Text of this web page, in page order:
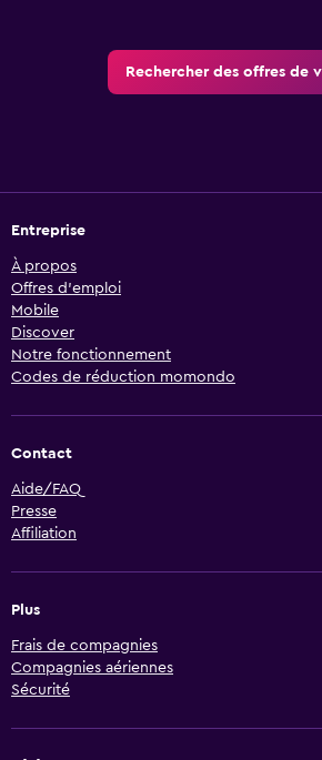
Rechercher des offres de
Entreprise
À propos
Offres d’emploi
Mobile
Discover
Notre fonctionnement
Codes de réduction momondo
Contact
Aide/FAQ
Presse
Affiliation
Plus
Frais de compagnies
Compagnies aériennes
Sécurité